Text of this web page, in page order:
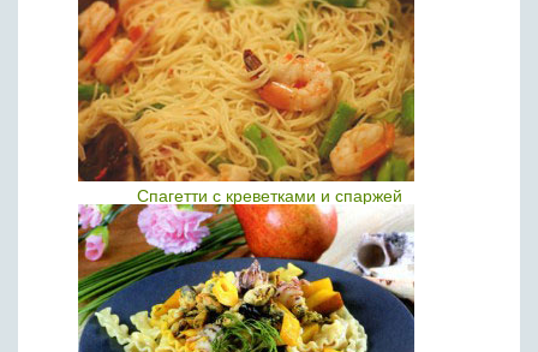
Спагетти с креветками и спаржей